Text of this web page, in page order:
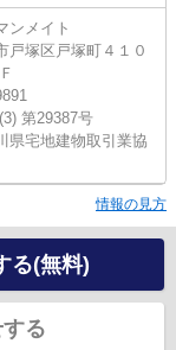
ンメイト
戸塚区戸塚町４１０
第29387号
県宅地建物取引業協
情報の見方
る(無料)
る